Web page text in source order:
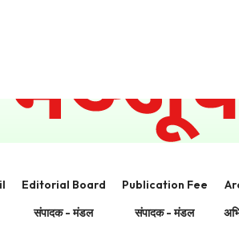
Editorial Board
संपादक - मंडल
Publication Fee
संपादक - मंडल